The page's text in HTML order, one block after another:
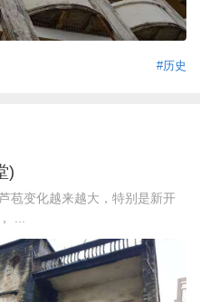
#历史
)
苞变化越来越大，特别是新开
...